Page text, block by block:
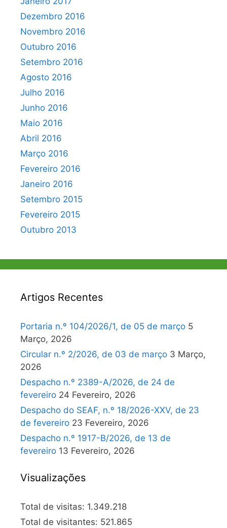
Dezembro 2016
Novembro 2016
Outubro 2016
Setembro 2016
Agosto 2016
Julho 2016
Junho 2016
Maio 2016
Abril 2016
Março 2016
Fevereiro 2016
Janeiro 2016
Setembro 2015
Fevereiro 2015
Outubro 2013
Artigos Recentes
Portaria n.º 104/2026/1, de 05 de março 5
Março, 2026
Circular n.º 2/2026, de 03 de março 3 Março,
2026
Despacho n.º 2389-A/2026, de 24 de
fevereiro 24 Fevereiro, 2026
Despacho do SEAF, n.º 18/2026-XXV, de 23
de fevereiro 23 Fevereiro, 2026
Despacho n.º 1917-B/2026, de 13 de
fevereiro 13 Fevereiro, 2026
Visualizações
Total de visitas: 1.349.218
Total de visitantes: 521.865